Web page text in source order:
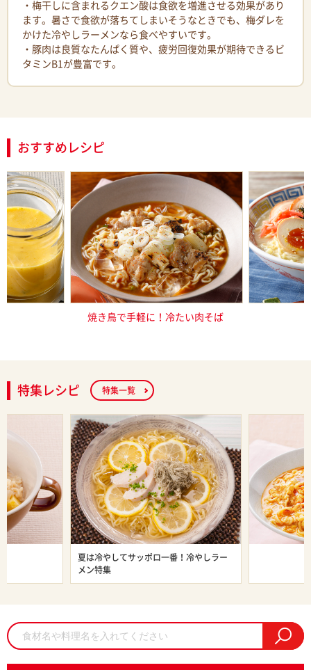
・梅干しに含まれるクエン酸は食欲を増進させる効果があり
ます。暑さで食欲が落ちてしまいそうなときでも、梅ダレを
かけた冷やしラーメンなら食べやすいです。
・豚肉は良質なたんぱく質や、疲労回復効果が期待できるビ
タミンB1が豊富です。
おすすめレシピ
焼き鳥で手軽に！冷たい肉そば
特集レシピ 特集一覧
夏は冷やしてサッポロ一番！冷やしラー
メン特集